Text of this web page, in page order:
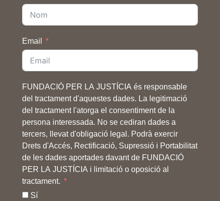
Email
FUNDACIÓ PER LA JUSTÍCIA és responsable
del tractament d'aquestes dades. La legitimació
del tractament l'atorga el consentiment de la
persona interessada. No se cediran dades a
tercers, llevat d'obligació legal. Podrà exercir
Drets d'Accés, Rectificació, Supressió i Portabilitat
de les dades aportades davant de FUNDACIÓ
PER LA JUSTÍCIA i limitació o oposició al
tractament.
Sí